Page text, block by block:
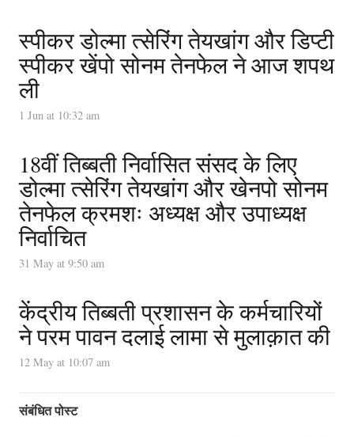
स्पीकर डोल्मा त्सेरिंग तेयखांग और डिप्टी
स्पीकर खेंपो सोनम तेनफेल ने आज शपथ
ली
1 Jun at 10:32 am
18वीं तिब्बती निर्वासित संसद के लिए
डोल्मा त्सेरिंग तेयखांग और खेनपो सोनम
तेनफेल क्रमशः अध्यक्ष और उपाध्यक्ष
निर्वाचित
31 May at 9:50 am
केंद्रीय तिब्बती प्रशासन के कर्मचारियों
ने परम पावन दलाई लामा से मुलाक़ात की
12 May at 10:07 am
संबंधित पोस्ट